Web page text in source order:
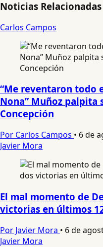
Noticias Relacionadas
Carlos Campos
“Me reventaron todo
Nona” Muñoz palpita
Concepción
Por Carlos Campos • 6 de
Javier Mora
El mal momento de
victorias en últimos
Por Javier Mora • 6 de
Javier Mora